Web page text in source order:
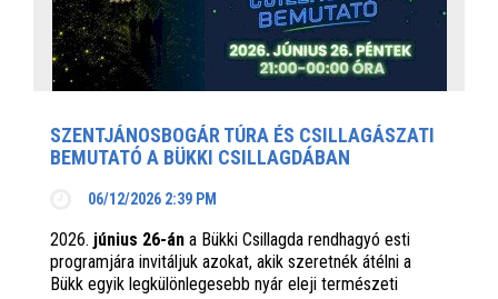
SZENTJÁNOSBOGÁR TÚRA ÉS CSILLAGÁSZATI
BEMUTATÓ A BÜKKI CSILLAGDÁBAN
06/12/2026 2:39 PM
2026. június 26-án a Bükki Csillagda rendhagyó esti
programjára invitáljuk azokat, akik szeretnék átélni a
Bükk egyik legkülönlegesebb nyár eleji természeti